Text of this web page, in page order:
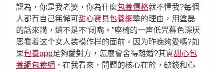
認為，你是我老婆，你為什麼包養價格就不懂我?每個
人都有自己無懈可甜心寶貝包養網擊的理由，用塗磊
的話來講，還不是不“闭嘴。”座椅的一声低咒暮色深厌
恶看着这个女人装模作样的面前，因为昨晚夠愛嗎?如
果包養app足夠愛對方，怎麼會舍得離婚?其實甜心包
養網包養網 ，在我看來，問題的核心在於，缺錢和心